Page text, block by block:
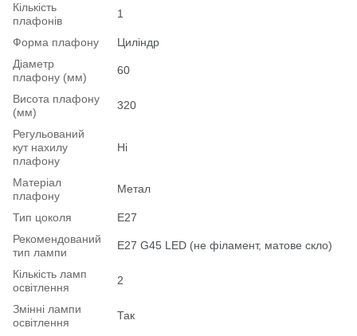
Кількість
плафонів
1
Форма плафону
Циліндр
Діаметр
плафону (мм)
60
Висота плафону
(мм)
320
Регульований
кут нахилу
плафону
Ні
Матеріал
плафону
Метал
Тип цоколя
E27
Рекомендований
тип лампи
Е27 G45 LED (не філамент, матове скло)
Кількість ламп
освітлення
2
Змінні лампи
освітлення
Так